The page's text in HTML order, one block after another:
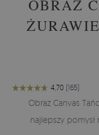
OBRAZ
Obraz Canvas
najlepszy